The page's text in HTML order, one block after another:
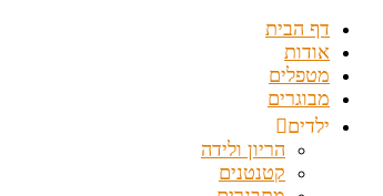
דף הבית
אודות
מטפלים
מבוגרים
ילדים
הריון ולידה
קטנטנים